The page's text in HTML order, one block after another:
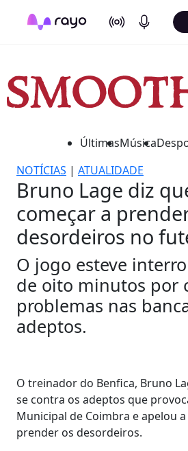
On Air Podcasts
ÚltimasMúsica
NOTÍCIAS | ATUALIDADE
Bruno Lage diz
começar a
desordeiros no
O jogo esteve
de oito minutos por
problemas nas
adeptos.
O treinador do Benfica, Bruno
se contra os adeptos que
Municipal de Coimbra e apelou
prender os desordeiros.